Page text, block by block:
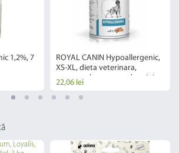
1,2%, 7
ROYAL CANIN Hypoallergenic,
XS-XL, dieta veterinara,
conserva hrana umeda caini,
alergii alimentare, 400 g
22,06 lei